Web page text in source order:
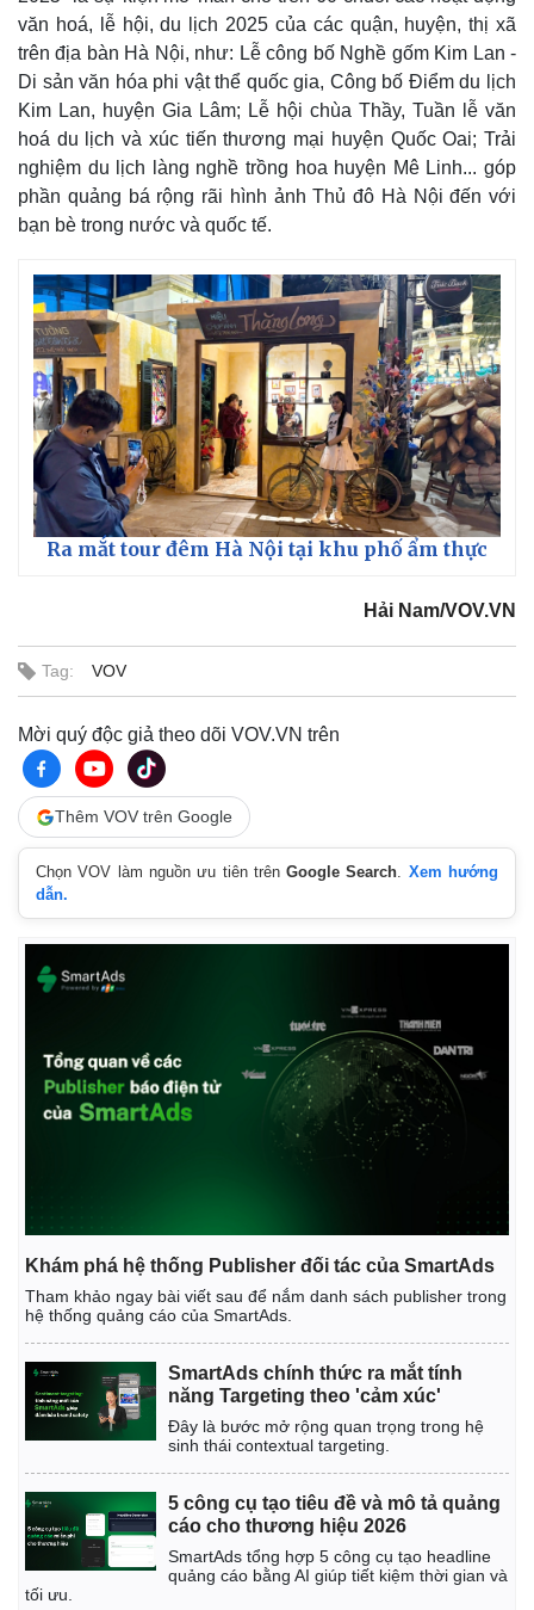
Chứng khoán
Giá cà phê
Pháp luật
Vụ án
Tin nóng
Tư vấn luật
Quân sự - Quốc phòng
Vũ khí
Việt Nam
Phân tích
văn hoá, lễ hội, du lịch 2025 của các quận, huyện, thị xã
trên địa bàn Hà Nội, như: Lễ công bố Nghề gốm Kim Lan -
Di sản văn hóa phi vật thể quốc gia, Công bố Điểm du lịch
Kim Lan, huyện Gia Lâm; Lễ hội chùa Thầy, Tuần lễ văn
hoá du lịch và xúc tiến thương mại huyện Quốc Oai; Trải
nghiệm du lịch làng nghề trồng hoa huyện Mê Linh... góp
phần quảng bá rộng rãi hình ảnh Thủ đô Hà Nội đến với
bạn bè trong nước và quốc tế.
Ra mắt tour đêm Hà Nội tại khu phố ẩm thực
Hải Nam/VOV.VN
Tag: VOV
Mời quý độc giả theo dõi VOV.VN trên
Thêm VOV trên Google
Chọn VOV làm nguồn ưu tiên trênGoogle Search. Xem hướng
dẫn.
Khám phá hệ thống Publisher đối tác của SmartAds
Tham khảo ngay bài viết sau để nắm danh sách publisher trong
hệ thống quảng cáo của SmartAds.
SmartAds chính thức ra mắt tính
năng Targeting theo 'cảm xúc'
Đây là bước mở rộng quan trọng trong hệ
sinh thái contextual targeting.
5 công cụ tạo tiêu đề và mô tả quảng
cáo cho thương hiệu 2026
SmartAds tổng hợp 5 công cụ tạo headline
quảng cáo bằng AI giúp tiết kiệm thời gian và
tối ưu.